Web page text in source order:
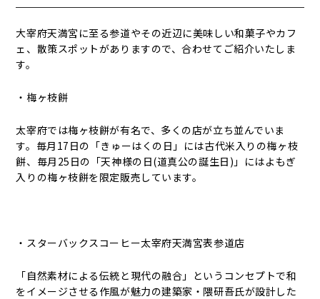
大宰府天満宮に至る参道やその近辺に美味しい和菓子やカフ
ェ、散策スポットがありますので、合わせてご紹介いたしま
す。
・梅ヶ枝餅
太宰府では梅ヶ枝餅が有名で、多くの店が立ち並んでいま
す。毎月17日の「きゅーはくの日」には古代米入りの梅ヶ枝
餅、毎月25日の「天神様の日(道真公の誕生日)」にはよもぎ
入りの梅ヶ枝餅を限定販売しています。
・スターバックスコーヒー太宰府天満宮表参道店
「自然素材による伝統と現代の融合」というコンセプトで和
をイメージさせる作風が魅力の建築家・隈研吾氏が設計した